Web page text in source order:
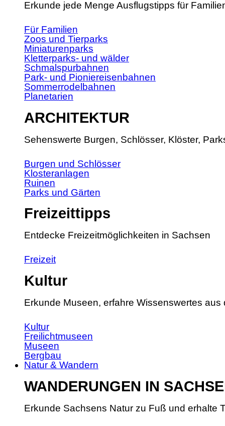
Erkunde jede Menge Ausflugstipps für
Für Familien
Zoos und Tierparks
Miniaturenparks
Kletterparks- und wälder
Schmalspurbahnen
Park- und Pioniereisenbahnen
Sommerrodelbahnen
Planetarien
ARCHITEKTUR
Sehenswerte Burgen, Schlösser, Klöster,
Burgen und Schlösser
Klosteranlagen
Ruinen
Parks und Gärten
Freizeittipps
Entdecke Freizeitmöglichkeiten in Sachsen
Freizeit
Kultur
Erkunde Museen, erfahre Wissenswertes
Kultur
Freilichtmuseen
Museen
Bergbau
Natur & Wandern
WANDERUNGEN IN
Erkunde Sachsens Natur zu Fuß und erhalte